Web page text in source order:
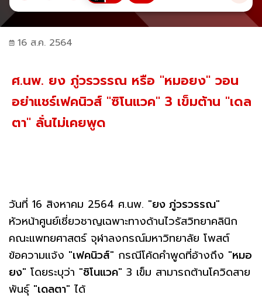
16 ส.ค. 2564
ศ.นพ. ยง ภู่วรวรรณ หรือ "หมอยง" วอน
อย่าแชร์เฟคนิวส์ "ซิโนแวค" 3 เข็มต้าน "เดล
ตา" ลั่นไม่เคยพูด
วันที่ 16 สิงหาคม 2564 ศ.นพ. "ยง ภู่วรวรรณ"
หัวหน้าศูนย์เชี่ยวชาญเฉพาะทางด้านไวรัสวิทยาคลินิก
คณะแพทยศาสตร์ จุฬาลงกรณ์มหาวิทยาลัย โพสต์
ข้อความแจ้ง "เฟคนิวส์" กรณีโค้ดคำพูดที่อ้างถึง "หมอ
ยง" โดยระบุว่า "ซิโนแวค" 3 เข็ม สามารถต้านโควิดสาย
พันธุ์ "เดลตา" ได้